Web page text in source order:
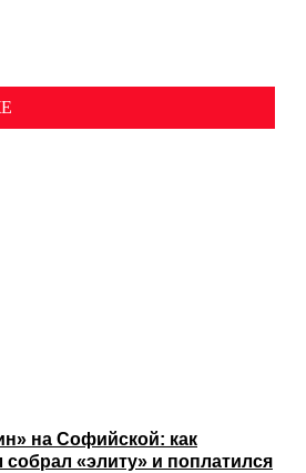
на Софийской: как
собрал «элиту» и поплатился